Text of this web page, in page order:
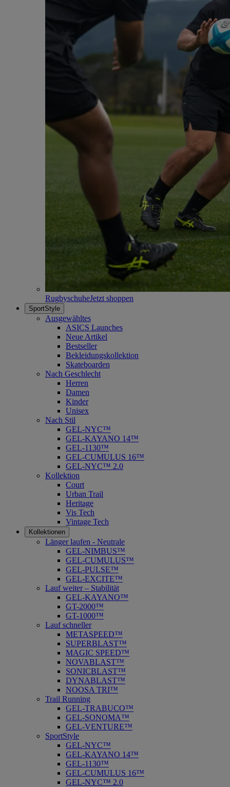
RugbyschuheJetzt shoppen
SportStyle
Ausgewähltes
ASICS Launches
Neue Artikel
Bestseller
Bekleidungskollektion
Skateboarden
Nach Geschlecht
Herren
Damen
Kinder
Unisex
Nach Stil
GEL-NYC™
GEL-KAYANO 14™
GEL-1130™
GEL-CUMULUS 16™
GEL-NYC™ 2.0
Kollektion
Court
Urban Trail
Heritage
Vis Tech
Vintage Tech
Kollektionen
Länger laufen - Neutrale
GEL-NIMBUS™
GEL-CUMULUS™
GEL-PULSE™
GEL-EXCITE™
Lauf weiter – Stabilität
GEL-KAYANO™
GT-2000™
GT-1000™
Lauf schneller
METASPEED™
SUPERBLAST™
MAGIC SPEED™
NOVABLAST™
SONICBLAST™
DYNABLAST™
NOOSA TRI™
Trail Running
GEL-TRABUCO™
GEL-SONOMA™
GEL-VENTURE™
SportStyle
GEL-NYC™
GEL-KAYANO 14™
GEL-1130™
GEL-CUMULUS 16™
GEL-NYC™ 2.0